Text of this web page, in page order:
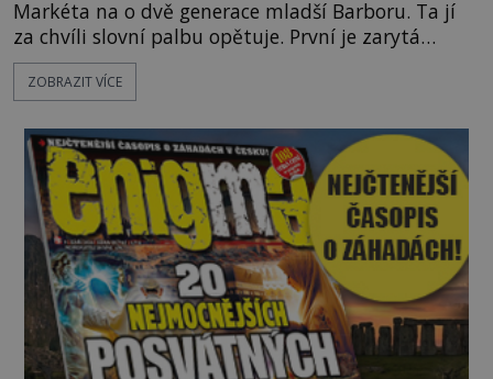
Markéta na o dvě generace mladší Barboru. Ta jí
za chvíli slovní palbu opětuje. První je zarytá
katolička, druhá přesvědčená kališnice. A každá z
nich se usídlí na jedné z věží slavného hradu
mezi vůdce protihusitského boje. Za manželku má
skutečně jistou
ZOBRAZIT VÍCE